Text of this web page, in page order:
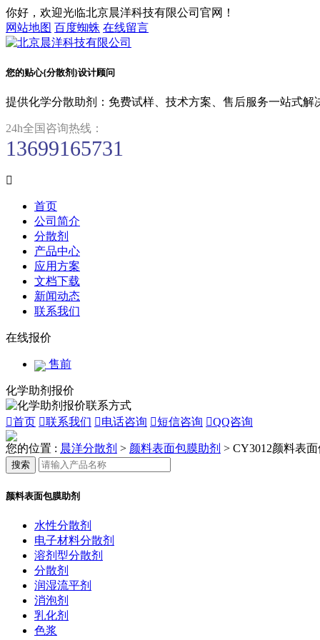
你好，欢迎光临北京晨洋科技有限公司官网！
网站地图 百度蜘蛛 在线留言
您的贴心{分散剂}设计顾问
提供化学分散助剂：免费试样、技术方案、售后服务一站式解
24h全国咨询热线：
13699165731

首页
公司简介
分散剂
产品中心
应用方案
文档下载
新闻动态
联系我们
在线报价
售前
化学助剂报价
首页 联系我们 电话咨询 短信咨询 QQ咨询
您的位置 : 晨洋分散剂 > 颜料表面包膜助剂 > CY3012颜料表
搜索
颜料表面包膜助剂
水性分散剂
电子材料分散剂
溶剂型分散剂
分散剂
润湿流平剂
消泡剂
乳化剂
色浆